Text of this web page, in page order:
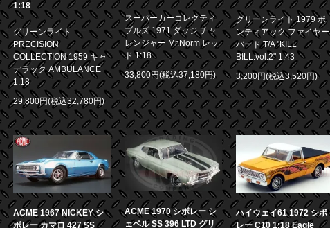
1:18
グリーンライト
PRECISION
COLLECTION 1959 キャ
デラック AMBULANCE
1:18
29,800円(税込32,780円)
スーパーカーコレクティ
ブルズ 1971 ダッジ チャ
レンジャー Mr.Norm レッ
ド 1:18
33,800円(税込37,180円)
グリーンライト 1979 ポ
ンティアック ファイヤー
バード T/A "KILL
BILL:vol.2" 1:43
3,200円(税込3,520円)
ACME 1967 NICKEY シ
ボレー カマロ 427 SS
ACME 1970 シボレー シ
ェベル SS 396 LTD グリ
ハイウェイ61 1972 シボ
レー C10 1:18 Eagle